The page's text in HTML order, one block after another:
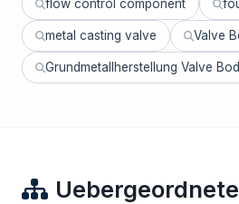
flow control component
metal casting valve Valve
Grundmetallherstellung Valve